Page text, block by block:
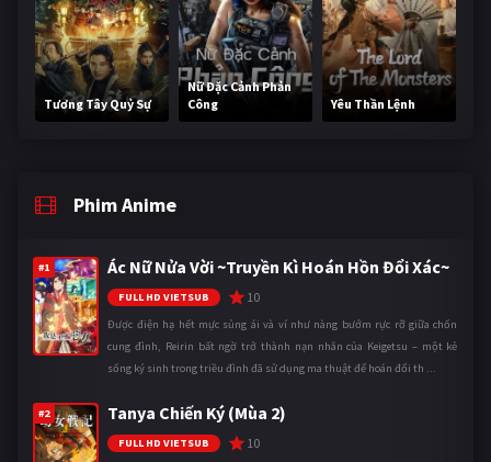
Tương Tây Quỷ Sự
Nữ Đặc Cảnh Phản
Công
Yêu Thần Lệnh
Phim Anime
#1 Ác Nữ Nửa Vời ~Truyền Kì Hoán Hồn Đổi Xác~
FULL HD VIETSUB 10
Được điện hạ hết mực sủng ái và ví như nàng bướm rực rỡ giữa chốn
cung đình, Reirin bất ngờ trở thành nạn nhân của Keigetsu – một kẻ
sống ký sinh trong triều đình đã sử dụng ma thuật để hoán đổi th ...
#2 Tanya Chiến Ký (Mùa 2)
FULL HD VIETSUB 10